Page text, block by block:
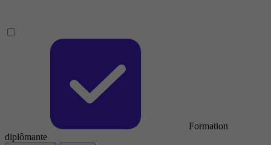
Formation
diplômante